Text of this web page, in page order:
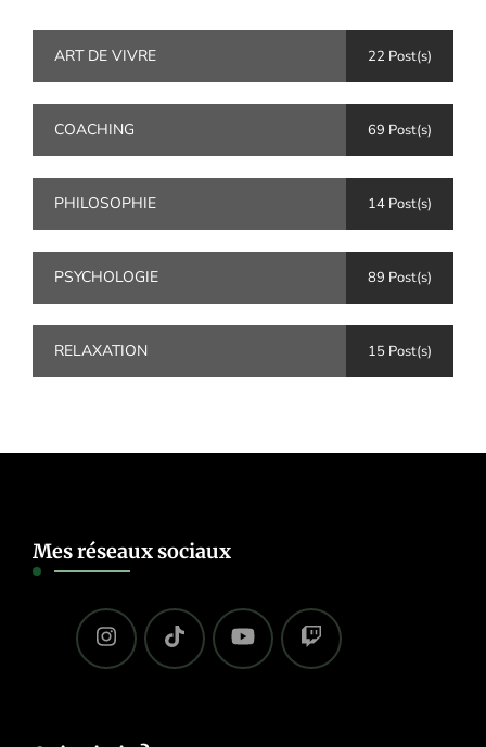
ART DE VIVRE 22 Post(s)
COACHING 69 Post(s)
PHILOSOPHIE 14 Post(s)
PSYCHOLOGIE 89 Post(s)
RELAXATION 15 Post(s)
Mes réseaux sociaux